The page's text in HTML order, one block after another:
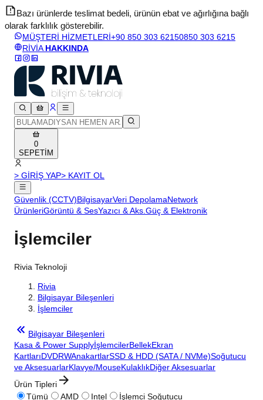
Bazı ürünlerde teslimat bedeli, ürünün ebat ve ağırlığına bağlı
olarak farklılık gösterebilir.
MÜŞTERİ HİZMETLERİ+90 850 303 62150850 303 6215
RİVİA HAKKINDA
0
SEPETİM
> GİRİŞ YAP> KAYIT OL
Güvenlik (CCTV)BilgisayarVeri DepolamaNetwork
ÜrünleriGörüntü & SesYazıcı & Aks.Güç & Elektronik
İşlemciler
Rivia Teknoloji
Rivia
Bilgisayar Bileşenleri
İşlemciler
Bilgisayar Bileşenleri
Kasa & Power SupplyİşlemcilerBellekEkran
KartlarıDVDRWAnakartlarSSD & HDD (SATA / NVMe)Soğutucu
ve AksesuarlarKlavye/MouseKulaklıkDiğer Aksesuarlar
Ürün Tipleri
Tümü
AMD Intel
İşlemci Soğutucu